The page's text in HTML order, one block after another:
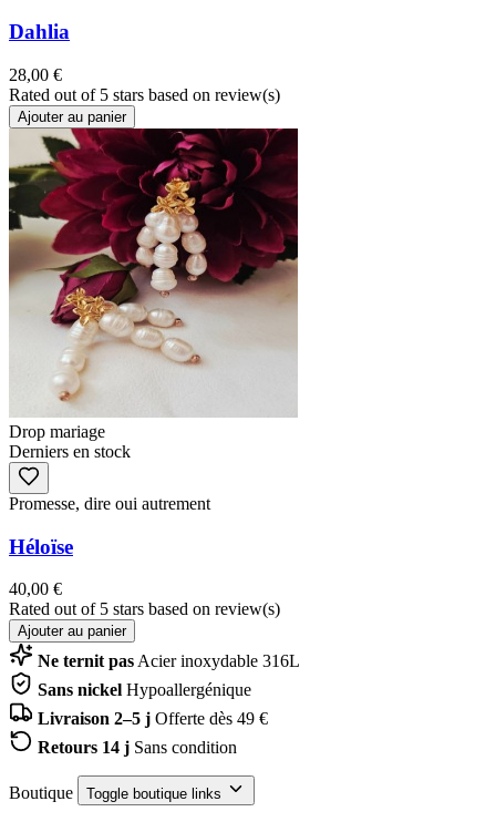
Dahlia
28,00 €
Rated out of 5 stars based on review(s)
Ajouter au panier
Drop mariage
Derniers en stock
Promesse, dire oui autrement
Héloïse
40,00 €
Rated out of 5 stars based on review(s)
Ajouter au panier
Ne ternit pasAcier inoxydable 316L
Sans nickel Hypoallergénique
Livraison 2–5 j Offerte dès 49 €
Retours 14 j Sans condition
Boutique Toggle boutique links